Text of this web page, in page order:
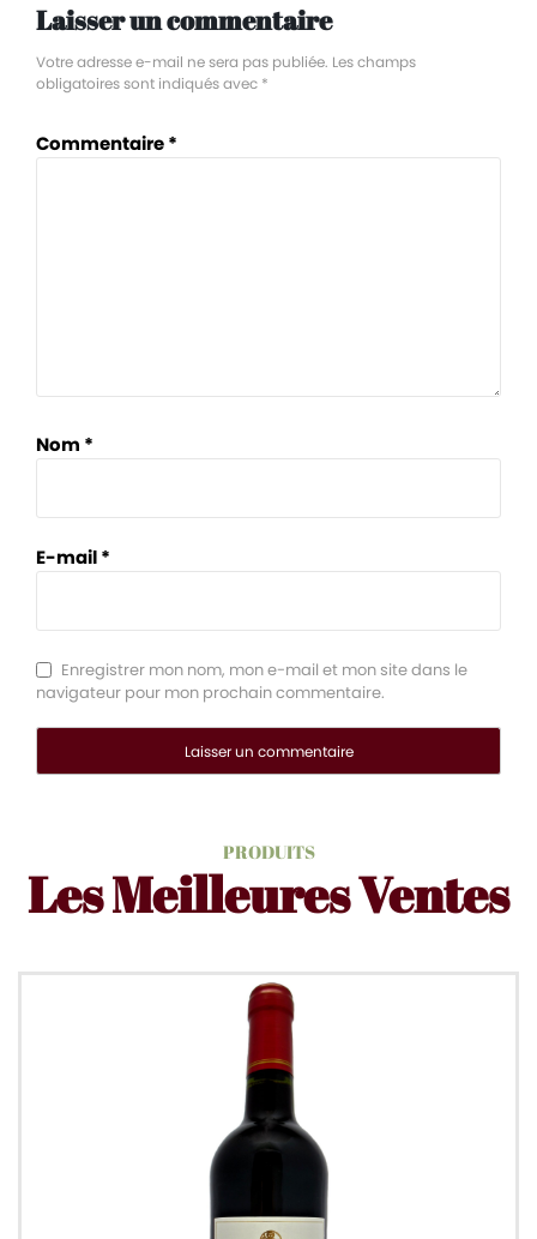
Laisser un commentaire
Votre adresse e-mail ne sera pas publiée. Les champs
obligatoires sont indiqués avec *
Commentaire*
Nom *
E-mail*
Enregistrer mon nom, mon e-mail et mon site dans le
navigateur pour mon prochain commentaire.
PRODUITS
Les Meilleures Ventes